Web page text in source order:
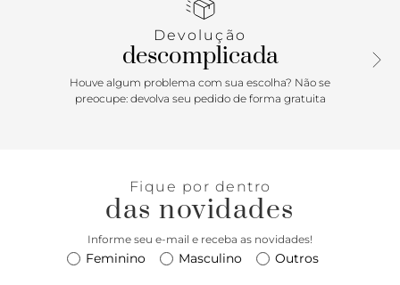
com facilidade. Além disso, oferece duas opções de alça:
clássico, e outra mais longa para um estilo mais
descontraído, à tiracolo.
Devolução
descomplicada
Houve algum problema com sua escolha? Não se
preocupe: devolva seu pedido de forma gratuita
Fique por dentro
das novidades
Informe seu e-mail e receba as novidades!
Feminino Masculino Outros